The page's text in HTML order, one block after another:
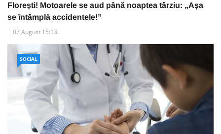
Florești! Motoarele se aud până noaptea târziu: „Așa
se întâmplă accidentele!”
07 August 15:13
SOCIAL